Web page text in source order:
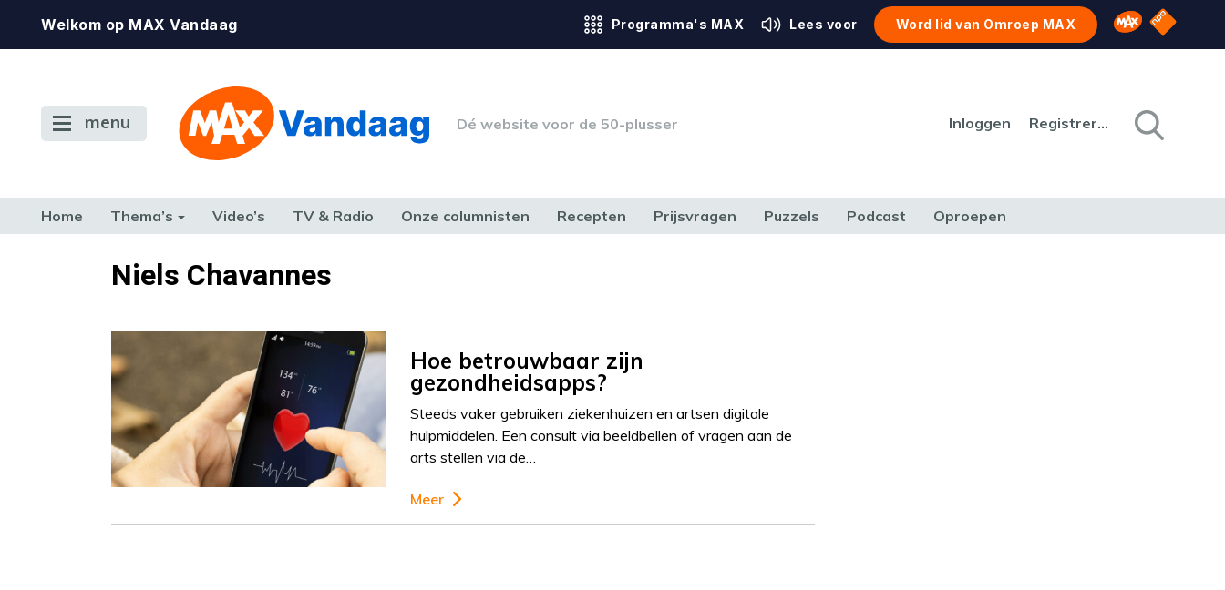
Welkom op MAX Vandaag Programma's MAX Lees voor Word lid van Omroep MAX Omroep MAX
NPO
menu Dé website voor de 50-plusser Inloggen Registreren
Home Thema’s Video’s TV & Radio Onze columnisten Recepten Prijsvragen Puzzels Podcast Oproepen
TERUG NAAR TOENNiels Chavannes
Hoe betrouwbaar zijn
gezondheidsapps?
Steeds vaker gebruiken ziekenhuizen en artsen digitale
hulpmiddelen. Een consult via beeldbellen of vragen aan de
arts stellen via de…
Meer